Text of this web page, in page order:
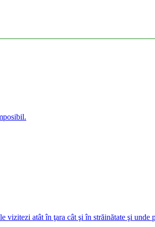
vizitezi atât în ţara cât şi în străinătate şi